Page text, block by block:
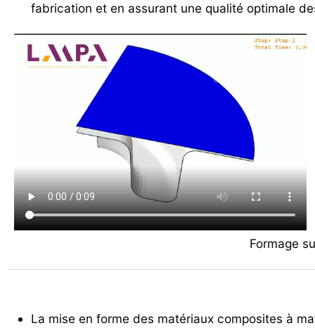
fabrication et en assurant une qualité optimale
Video file
Formage
La mise en forme des matériaux composites à